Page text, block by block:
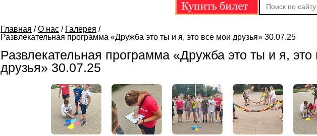
Главная / О нас / Галерея /
Развлекательная программа «Дружба это ты и я, это все мои друзья» 30.07.25
Развлекательная программа «Дружба это ты и я, это
друзья» 30.07.25